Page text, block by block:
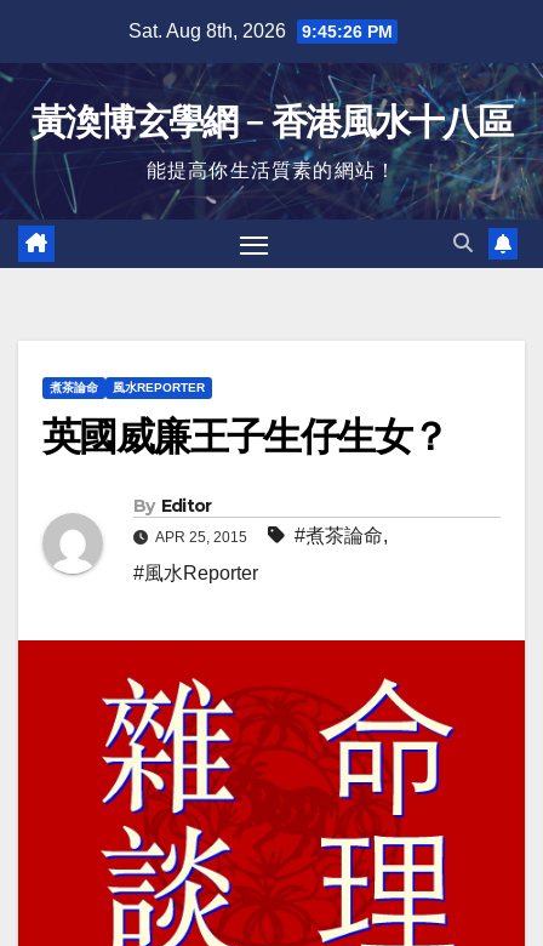
content
Sat. Aug 8th, 2026 9:45:27 PM
黃渙博玄學網﹣香港風水十八區
能提高你生活質素的網站！
煮茶論命 風水REPORTER
英國威廉王子生仔生女？
By Editor
APR 25, 2015 #煮茶論命,
#風水Reporter